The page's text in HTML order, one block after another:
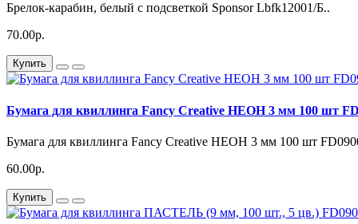
Брелок-карабин, белый с подсветкой Sponsor Lbfk12001/Б..
70.00р.
Купить
Бумага для квиллинга Fancy Creative НЕОН 3 мм 100 шт
Бумага для квиллинга Fancy Creative НЕОН 3 мм 100 шт
60.00р.
Купить